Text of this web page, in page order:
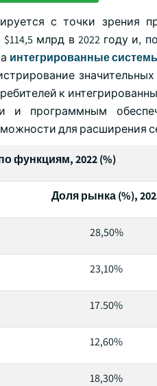
с точки зрения
млрд в 2022 году и,
интегрированные
значительных
к
и программным
для расширения
функциям, 2022 (%)
Доля рынка (%),
28,50%
23,10%
17.50%
12,60%
18,30%